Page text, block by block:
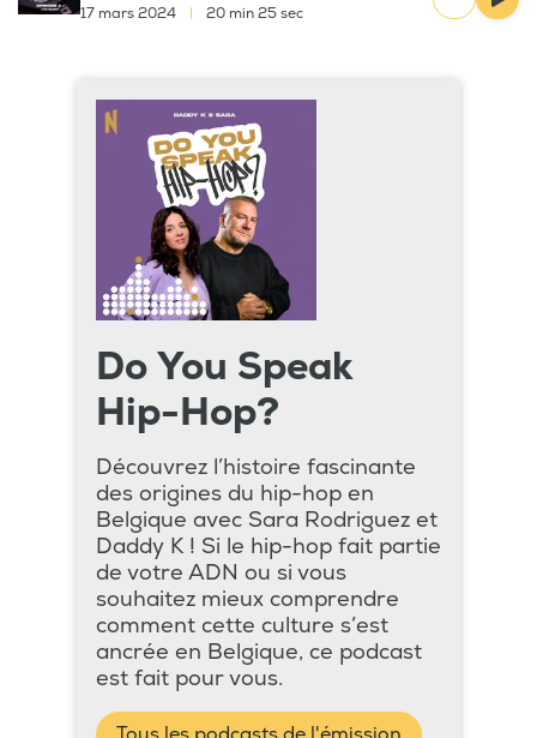
17 mars 2024 20 min 25 sec
Do You Speak
Hip-Hop?
Découvrez l’histoire fascinante
des origines du hip-hop en
Belgique avec Sara Rodriguez et
Daddy K ! Si le hip-hop fait partie
de votre ADN ou si vous
souhaitez mieux comprendre
comment cette culture s’est
ancrée en Belgique, ce podcast
est fait pour vous.